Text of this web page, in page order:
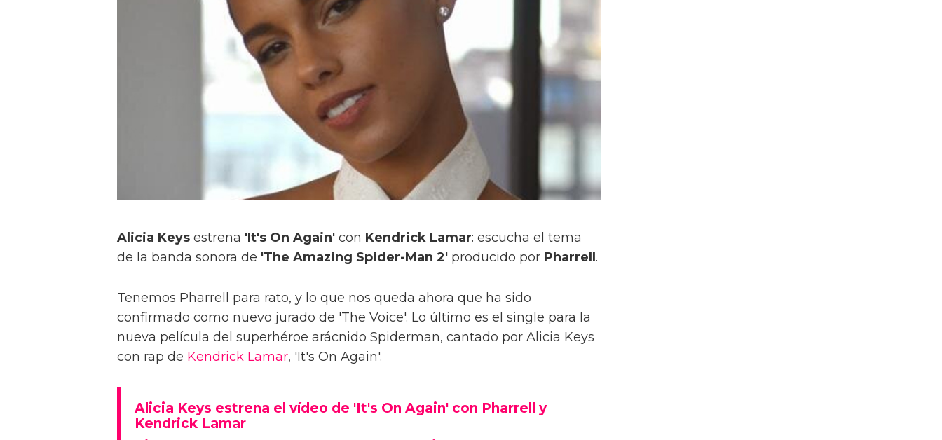
Alicia Keys estrena 'It's On Again' con Kendrick Lamar: escucha el tema
de la banda sonora de 'The Amazing Spider-Man 2' producido por Pharrell .
Tenemos Pharrell para rato, y lo que nos queda ahora que ha sido
confirmado como nuevo jurado de 'The Voice'. Lo último es el single para la
nueva película del superhéroe arácnido Spiderman, cantado por Alicia Keys
con rap de Kendrick Lamar, 'It's On Again'.
Alicia Keys estrena el vídeo de 'It's On Again' con Pharrell y
Kendrick Lamar